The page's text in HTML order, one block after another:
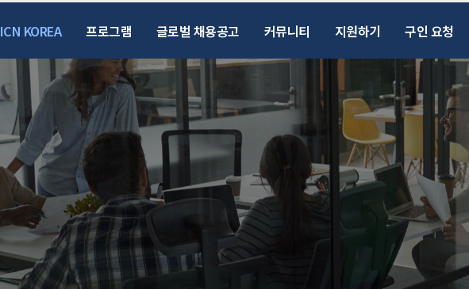
ICN KOREA 프로그램 글로벌 채용공고 커뮤니티 지원하기 구인 요청